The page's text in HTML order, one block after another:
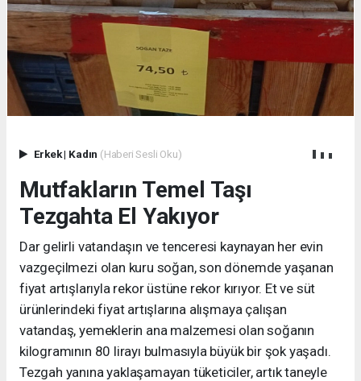
Erkek| Kadın (Haberi Sesli Oku)
Mutfakların Temel Taşı
Tezgahta El Yakıyor
Dar gelirli vatandaşın ve tenceresi kaynayan her evin
vazgeçilmezi olan kuru soğan, son dönemde yaşanan
fiyat artışlarıyla rekor üstüne rekor kırıyor. Et ve süt
ürünlerindeki fiyat artışlarına alışmaya çalışan
vatandaş, yemeklerin ana malzemesi olan soğanın
kilogramının 80 lirayı bulmasıyla büyük bir şok yaşadı.
Tezgah yanına yaklaşamayan tüketiciler, artık taneyle